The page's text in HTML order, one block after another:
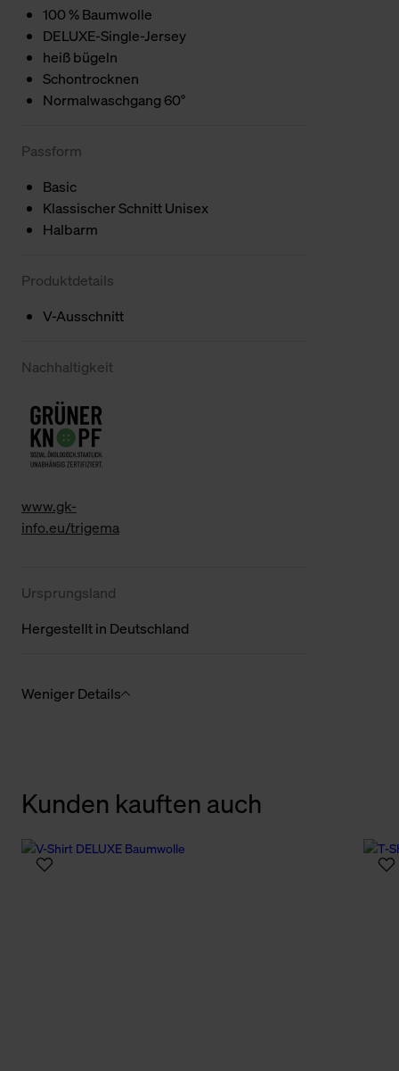
100 % Baumwolle
DELUXE-Single-Jersey
heiß bügeln
Schontrocknen
Normalwaschgang 60°
Passform
Basic
Klassischer Schnitt Unisex
Halbarm
Produktdetails
V-Ausschnitt
Nachhaltigkeit
www.gk-
info.eu/trigema
Ursprungsland
Hergestellt in Deutschland
Weniger Details
Kunden kauften auch